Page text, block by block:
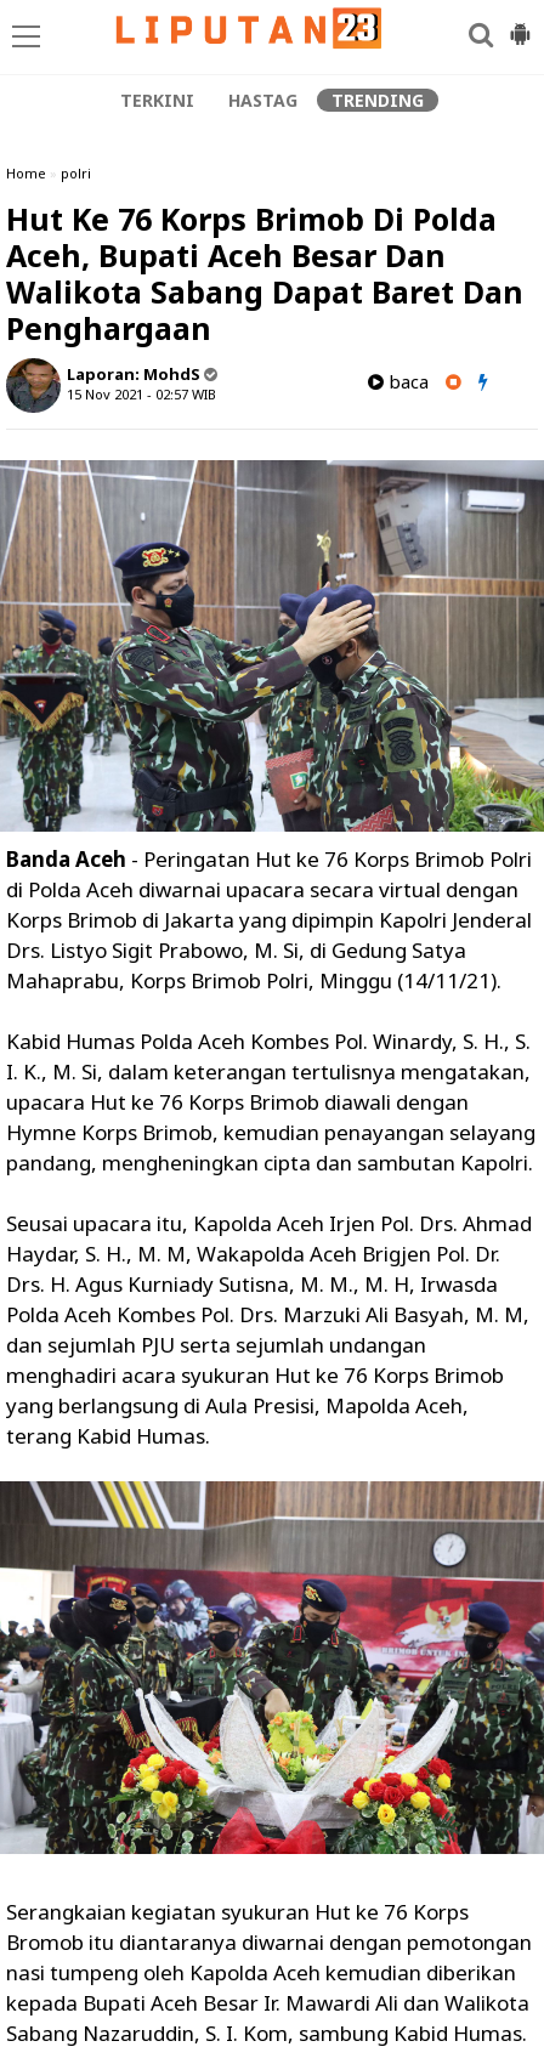
TERKINI HASTAG TRENDING
Home » polri
Hut Ke 76 Korps Brimob Di Polda
Aceh, Bupati Aceh Besar Dan
Walikota Sabang Dapat Baret Dan
Penghargaan
Laporan: MohdS
15 Nov 2021 - 02:57 WIB
baca
Banda Aceh - Peringatan Hut ke 76 Korps Brimob Polri
di Polda Aceh diwarnai upacara secara virtual dengan
Korps Brimob di Jakarta yang dipimpin Kapolri Jenderal
Drs. Listyo Sigit Prabowo, M. Si, di Gedung Satya
Mahaprabu, Korps Brimob Polri, Minggu (14/11/21).
Kabid Humas Polda Aceh Kombes Pol. Winardy, S. H., S.
I. K., M. Si, dalam keterangan tertulisnya mengatakan,
upacara Hut ke 76 Korps Brimob diawali dengan
Hymne Korps Brimob, kemudian penayangan selayang
pandang, mengheningkan cipta dan sambutan Kapolri.
Seusai upacara itu, Kapolda Aceh Irjen Pol. Drs. Ahmad
Haydar, S. H., M. M, Wakapolda Aceh Brigjen Pol. Dr.
Drs. H. Agus Kurniady Sutisna, M. M., M. H, Irwasda
Polda Aceh Kombes Pol. Drs. Marzuki Ali Basyah, M. M,
dan sejumlah PJU serta sejumlah undangan
menghadiri acara syukuran Hut ke 76 Korps Brimob
yang berlangsung di Aula Presisi, Mapolda Aceh,
terang Kabid Humas.
Serangkaian kegiatan syukuran Hut ke 76 Korps
Bromob itu diantaranya diwarnai dengan pemotongan
nasi tumpeng oleh Kapolda Aceh kemudian diberikan
kepada Bupati Aceh Besar Ir. Mawardi Ali dan Walikota
Sabang Nazaruddin, S. I. Kom, sambung Kabid Humas.